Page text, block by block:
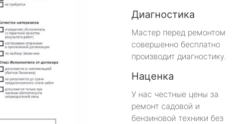
Диагностика
Мастер перед ремонтом
совершенно бесплатно
производит диагностику.
Наценка
У нас честные цены за
ремонт садовой и
бензиновой техники без